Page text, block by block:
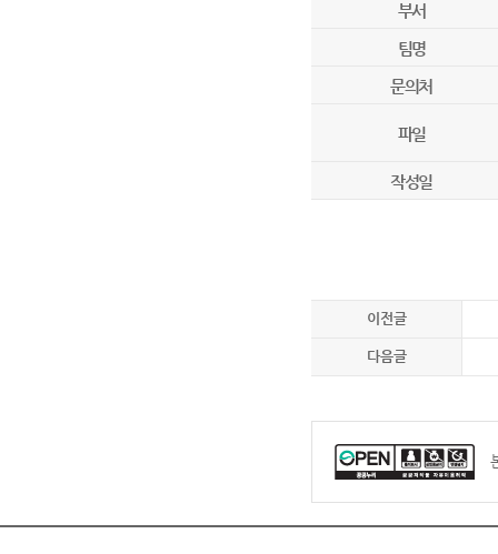
부서
팀명
문의처
파일
작성일
이전글
다음글